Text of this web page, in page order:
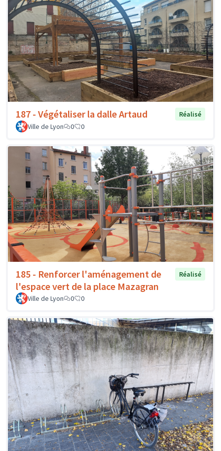
187 - Végétaliser la dalle Artaud
Réalisé
Ville de Lyon
0 0
185 - Renforcer l'aménagement de
l'espace vert de la place Mazagran
Réalisé
Ville de Lyon 0 0